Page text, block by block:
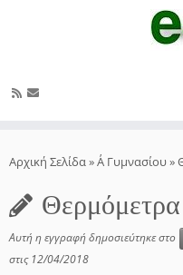
στο
Αρχική Σελίδα»Α΄ Γυμνασίου»
Θερμόμετρα
Αυτή η εγγραφή δημοσιεύτηκε στο
στις 12/04/2018